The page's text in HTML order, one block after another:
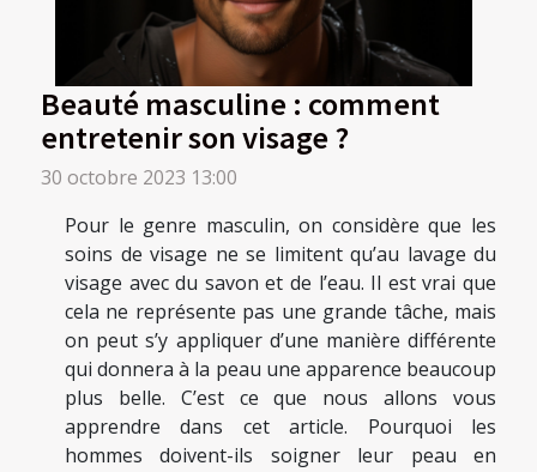
Beauté masculine : comment
entretenir son visage ?
30 octobre 2023 13:00
Pour le genre masculin, on considère que les
soins de visage ne se limitent qu’au lavage du
visage avec du savon et de l’eau. Il est vrai que
cela ne représente pas une grande tâche, mais
on peut s’y appliquer d’une manière différente
qui donnera à la peau une apparence beaucoup
plus belle. C’est ce que nous allons vous
apprendre dans cet article. Pourquoi les
hommes doivent-ils soigner leur peau en